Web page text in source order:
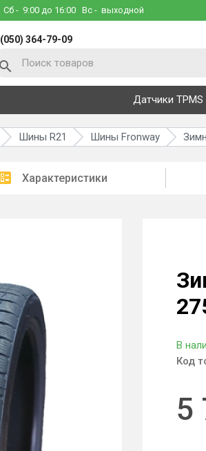
Сб - 9:00 до 16:00 Вс - выходной
(050) 364-79-09
Датчики TPMS
Шины R21 Шины Fronway
Характеристики
В
Код
5